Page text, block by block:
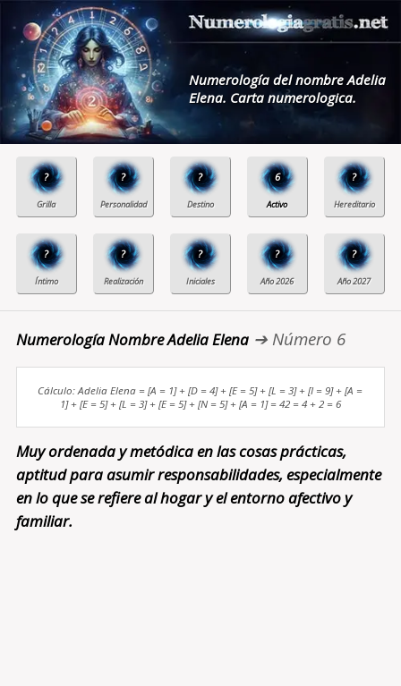
Numerología del nombre Adelia
Elena. Carta numerologica.
? ? ? 6 ?
? ? ? ? ?
Numerología Nombre Adelia Elena➔ Número 6
Cálculo: Adelia Elena = [A = 1] + [D = 4] + [E = 5] + [L = 3] + [I = 9] + [A =
1] + [E = 5] + [L = 3] + [E = 5] + [N = 5] + [A = 1] = 42 = 4 + 2 = 6
Muy ordenada y metódica en las cosas prácticas,
aptitud para asumir responsabilidades, especialmente
en lo que se refiere al hogar y el entorno afectivo y
familiar.